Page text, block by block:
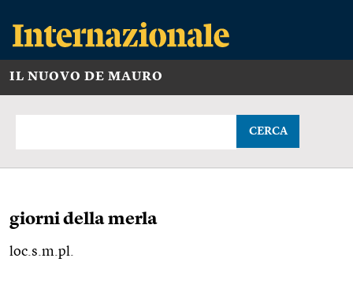
IL NUOVO DE MAURO
CERCA
giorni della merla
loc.s.m.pl.